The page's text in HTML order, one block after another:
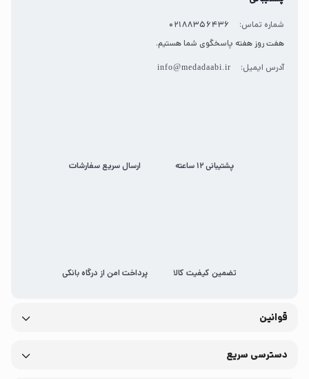
شماره تماس:
02188356436
هفت روز هفته پاسخگوی شما هستیم.
آدرس ایمیل: info@medadaabi.ir
پشتیبانی 12 ساعته ارسال سریع سفارشات
تضمین کیفیت کالا پرداخت امن از درگاه بانکی
قوانین
دسترسی سریع